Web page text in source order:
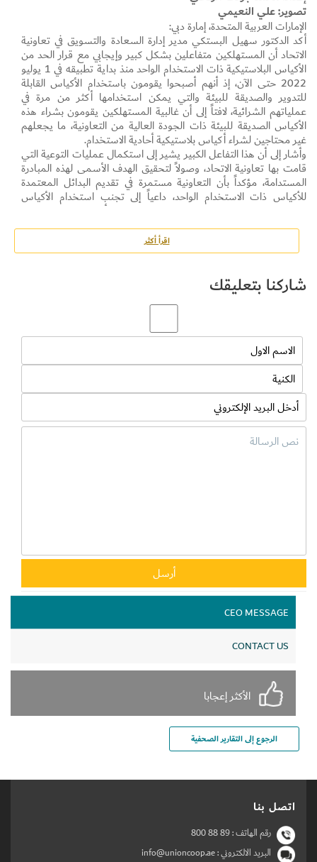
تصوير: علي النعيمي
الإمارات العربية المتحدة، إمارة دبي:
أكد الدكتور سهيل البستكي مدير إدارة السعادة والتسويق في تعاونية
الاتحاد أن المستهلكين متفاعلين بشكل كبير وإيجابي مع قرار الحد من
الأكياس البلاستيكية ذات الاستخدام الواحد منذ بداية تطبيقه في 1 يوليو
2022 حتى الآن، إذ أنهم أصبحوا يقومون باستخدام الأكياس القابلة
للتدوير والصديقة للبيئة والتي يمكن استخدامها أكثر من مرة في
عملياتهم الشرائية، لافتاً إلى أن غالبية المستهلكين يقومون بشراء هذه
الأكياس الصديقة للبيئة ذات الجودة العالية من التعاونية، ما يجعلهم
غير محتاجين لشراء أكياس بلاستيكية أحادية الاستخدام.
وأشار إلى أن هذا التفاعل الكبير يشير إلى استكمال عمليات التوعية التي
قامت بها تعاونية الاتحاد، وصولاً لتحقيق الهدف الأسمى لهذه المبادرة
المستدامة، مؤكداً بأن التعاونية مستمرة في تقديم البدائل المعتمدة
للأكياس ذات الاستخدام الواحد، داعياً إلى تجنب استخدام الأكياس
البلاستيكية بالمجمل لضررها على البيئة، واختيار أسلوب حياة مستدام
للمساعدة في حماية البيئة وتنوعها.
وبين بأن التعاونية منذ اليوم الأول لتطبيق قرار الحد من الأكياس
البلاستيكية قامت بتوفير البدائل ذات المواصفات العالية الصديقة للبيئة
المستهلك استخدامها أكثر من مرة في عملياته الشرائية، حيث تم الإعلان
عن أسعارها الرمزية والتوفيرية سابقاً، إذ تعتبر أسعارها منافسة.
يدفع جميع الجهات المستهدفة إلى الاستمرار فيها لتحقيق هدفها
المتمثل في تعزيز الحياة المستدامة في إمارة دبي وخلق بيئة مستدامة
بشكل تدريجي فيها، مشيراً إلى أن تعاونية الاتحاد تدرك بأن الانسجام
مع المبادرة يستغرق وقتاً معيناً كونه شيء جديد على أفراد المجتمع،
ولكن بنفس الوقت تؤكد بأن المجتمع بكافة فئاته يمكنه اتخاذ خطوات
إيجابية نحو استخدام الأكياس القابلة لإعادة الاستخدام مرات عدة،
كخطوة تسهم في توفير بيئة صحية للجميع بالمستقبل القريب.
اقرأ أكثر
شاركنا بتعليقك
CEO MESSAGE
CONTACT US
الأكثر إعجابا
الرجوع إلى التقارير الصحفية
اتصل بنا
رقم الهاتف :800 88 89
البريد الالكتروني : info@unioncoop.ae